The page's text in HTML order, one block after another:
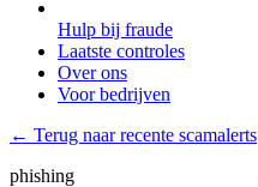
Hulp bij fraude
Laatste controles
Over ons
Voor bedrijven
← Terug naar recente scamalerts
phishing